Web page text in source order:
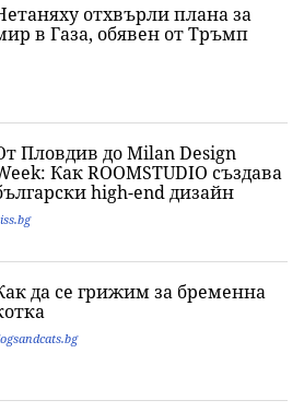
отхвърли плана за
в Газа, обявен от Тръмп
Пловдив до Milan Design
Как ROOMSTUDIO създава
high-end дизайн
да се грижим за бременна